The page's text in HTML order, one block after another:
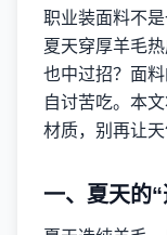
职业装面料不
夏天穿厚羊毛
也中过招？面
自讨苦吃。本
材质，别再让天
一、夏天的